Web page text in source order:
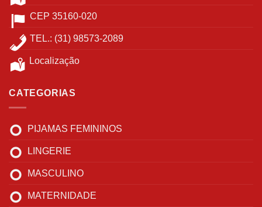
CEP 35160-020
TEL.: (31) 98573-2089
Localização
CATEGORIAS
PIJAMAS FEMININOS
LINGERIE
MASCULINO
MATERNIDADE